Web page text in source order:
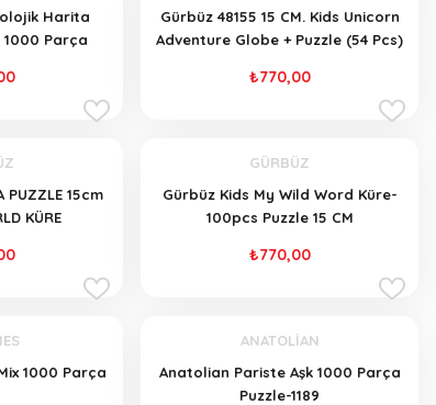
Harita
1000 Parça
Gürbüz 48155 15 CM. Kids Unicorn
Adventure Globe + Puzzle (54 Pcs)
₺770,00
PUZZLE 15cm
KÜRE
GÜRBÜZ
Gürbüz Kids My Wild Word Küre-
100pcs Puzzle 15 CM
₺770,00
1000 Parça
ANATOLİAN
Anatolian Pariste Aşk 1000 Parça
Puzzle-1189